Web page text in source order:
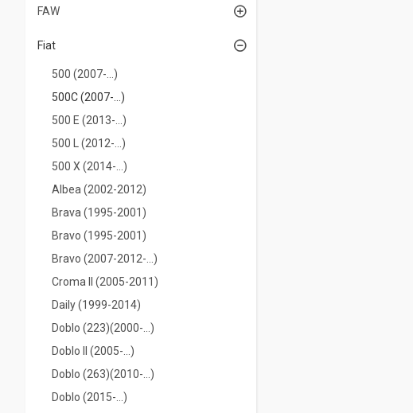
FAW
Fiat
500 (2007-...)
500C (2007-...)
500 E (2013-...)
500 L (2012-...)
500 Х (2014-...)
Albea (2002-2012)
Brava (1995-2001)
Bravo (1995-2001)
Bravo (2007-2012-...)
Croma II (2005-2011)
Daily (1999-2014)
Doblo (223)(2000-...)
Doblo II (2005-...)
Doblo (263)(2010-...)
Doblo (2015-...)